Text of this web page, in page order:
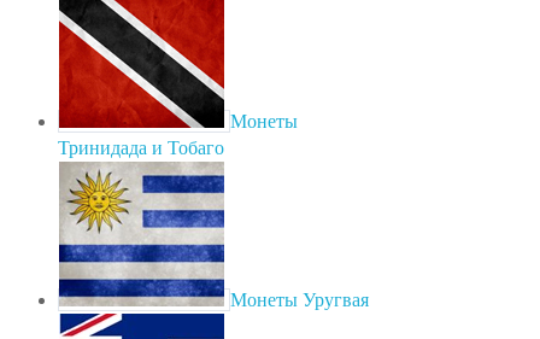
Монеты
Тринидада и Тобаго
Монеты Уругвая